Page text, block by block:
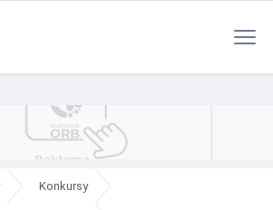
Konkursy